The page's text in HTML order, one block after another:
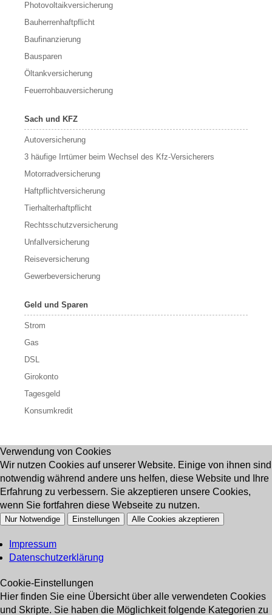
Photovoltaikversicherung
Bauherrenhaftpflicht
Baufinanzierung
Bausparen
Öltankversicherung
Feuerrohbauversicherung
Sach und KFZ
Autoversicherung
3 häufige Irrtümer beim Wechsel des Kfz-Versicherers
Motorradversicherung
Haftpflichtversicherung
Tierhalterhaftpflicht
Rechtsschutzversicherung
Unfallversicherung
Reiseversicherung
Gewerbeversicherung
Geld und Sparen
Strom
Gas
DSL
Girokonto
Tagesgeld
Konsumkredit
Verwendung von Cookies
Wir nutzen Cookies auf unserer Website. Einige von ihnen sind
notwendig während andere uns helfen, diese Website und Ihre
Erfahrung zu verbessern. Sie akzeptieren unsere Cookies,
wenn Sie fortfahren diese Webseite zu nutzen.
Nur Notwendige Einstellungen Alle Cookies akzeptieren
Impressum
Datenschutzerklärung
Cookie-Einstellungen
Hier finden Sie eine Übersicht über alle verwendeten Cookies
und Skripte. Sie haben die Möglichkeit folgende Kategorien zu